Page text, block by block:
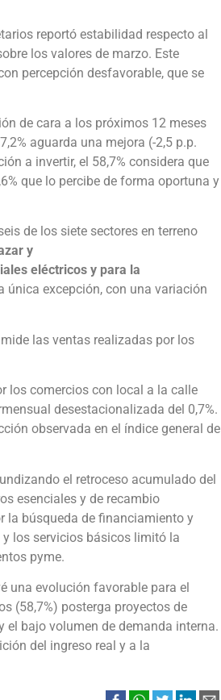
reportó estabilidad respecto al
los valores de marzo. Este
percepción desfavorable, que se
de cara a los próximos 12 meses
aguarda una mejora (-2,5 p.p.
a invertir, el 58,7% considera que
que lo percibe de forma oportuna y
de los siete sectores en terreno
y
eléctricos y para la
única excepción, con una variación
las ventas realizadas por los
los comercios con local a la calle
desestacionalizada del 0,7%.
observada en el índice general de
el retroceso acumulado del
esenciales y de recambio
la búsqueda de financiamiento y
los servicios básicos limitó la
pyme.
una evolución favorable para el
(58,7%) posterga proyectos de
el bajo volumen de demanda interna.
del ingreso real y a la